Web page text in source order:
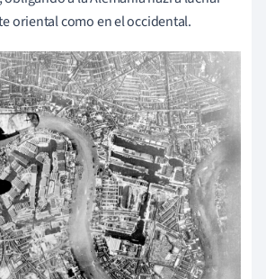
oriental como en el occidental.